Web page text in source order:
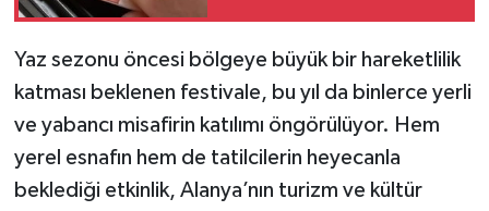
Yaz sezonu öncesi bölgeye büyük bir hareketlilik
katması beklenen festivale, bu yıl da binlerce yerli
ve yabancı misafirin katılımı öngörülüyor. Hem
yerel esnafın hem de tatilcilerin heyecanla
beklediği etkinlik, Alanya’nın turizm ve kültür